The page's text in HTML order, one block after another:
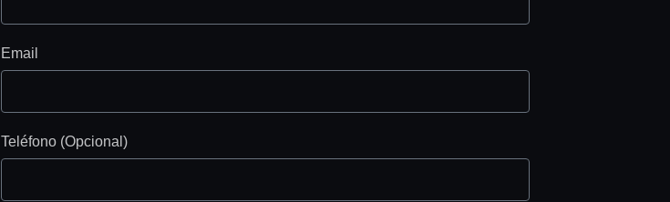
Email
Teléfono (Opcional)